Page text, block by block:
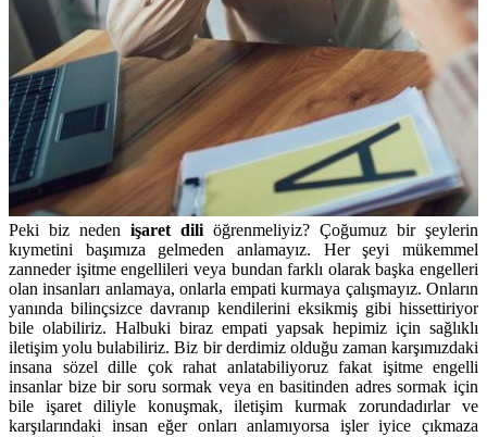
Peki biz neden işaret dili öğrenmeliyiz? Çoğumuz bir şeylerin
kıymetini başımıza gelmeden anlamayız. Her şeyi mükemmel
zanneder işitme engellileri veya bundan farklı olarak başka engelleri
olan insanları anlamaya, onlarla empati kurmaya çalışmayız. Onların
yanında bilinçsizce davranıp kendilerini eksikmiş gibi hissettiriyor
bile olabiliriz. Halbuki biraz empati yapsak hepimiz için sağlıklı
iletişim yolu bulabiliriz. Biz bir derdimiz olduğu zaman karşımızdaki
insana sözel dille çok rahat anlatabiliyoruz fakat işitme engelli
insanlar bize bir soru sormak veya en basitinden adres sormak için
bile işaret diliyle konuşmak, iletişim kurmak zorundadırlar ve
karşılarındaki insan eğer onları anlamıyorsa işler iyice çıkmaza